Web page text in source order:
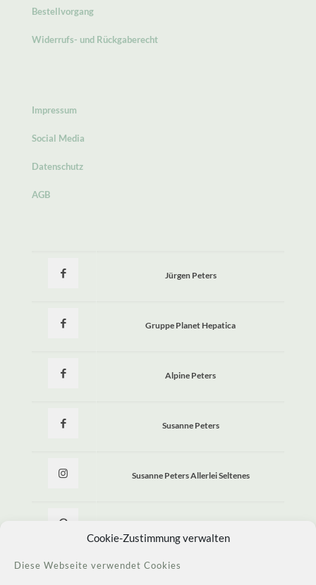
Cookie-Zustimmung verwalten
Diese Webseite verwendet Cookies
Bestellvorgang
Widerrufs- und Rückgaberecht
Impressum
Social Media
Datenschutz
AGB
Jürgen Peters
Gruppe Planet Hepatica
Alpine Peters
Susanne Peters
Susanne Peters Allerlei Seltenes